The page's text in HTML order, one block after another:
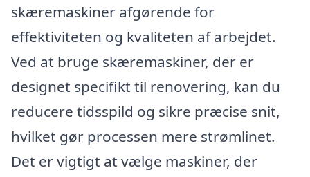
skæremaskiner afgørende for
effektiviteten og kvaliteten af arbejdet.
Ved at bruge skæremaskiner, der er
designet specifikt til renovering, kan du
reducere tidsspild og sikre præcise snit,
hvilket gør processen mere strømlinet.
Det er vigtigt at vælge maskiner, der